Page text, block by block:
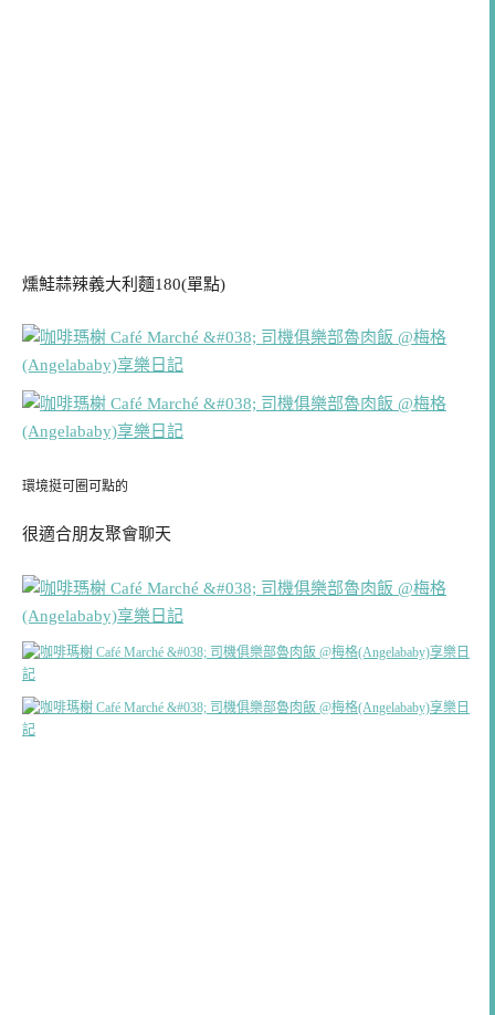
燻鮭蒜辣義大利麵180(單點)
環境挺可圈可點的
很適合朋友聚會聊天